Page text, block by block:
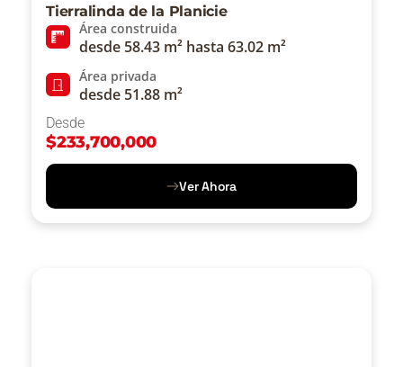
Tierralinda de la Planicie
Área construida
desde 58.43 m² hasta 63.02 m²
Área privada
desde 51.88 m²
Desde
$233,700,000
Ver Ahora